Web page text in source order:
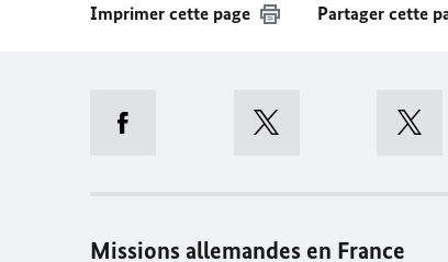
Imprimer cette page Partager cette
Missions allemandes en France